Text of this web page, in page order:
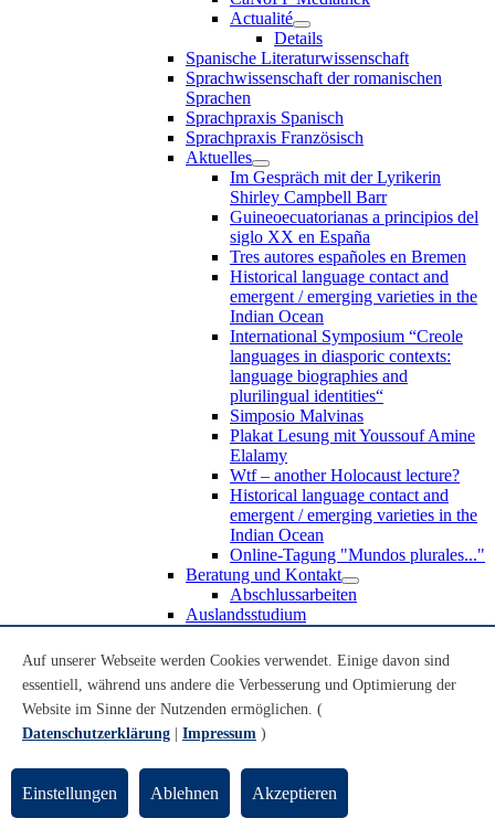
Actualité
Details
Spanische Literaturwissenschaft
Sprachwissenschaft der romanischen
Sprachen
Sprachpraxis Spanisch
Sprachpraxis Französisch
Aktuelles
Im Gespräch mit der Lyrikerin
Shirley Campbell Barr
Guineoecuatorianas a principios del
siglo XX en España
Tres autores españoles en Bremen
Historical language contact and
emergent / emerging varieties in the
Indian Ocean
International Symposium “Creole
languages in diasporic contexts:
language biographies and
plurilingual identities“
Simposio Malvinas
Plakat Lesung mit Youssouf Amine
Elalamy
Wtf – another Holocaust lecture?
Historical language contact and
emergent / emerging varieties in the
Indian Ocean
Online-Tagung "Mundos plurales..."
Beratung und Kontakt
Abschlussarbeiten
Auslandsstudium
WoC Lab
Spanische Black Diaspora
Promotionen
Habilitationen
Nachwuchsförderung
Forschungszentren
Studienkommission
TnL
Auf unserer Webseite werden Cookies verwendet. Einige davon sind
essentiell, während uns andere die Verbesserung und Optimierung der
Website im Sinne der Nutzenden ermöglichen. (
Datenschutzerklärung
Impressum )
Einstellungen Ablehnen Akzeptieren